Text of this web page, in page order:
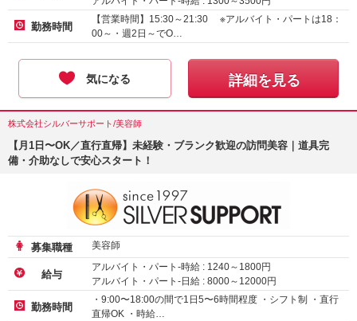
勤務時間
【営業時間】15:30～21:30 ※アルバイト・パートは18：
00～・週2日～でO…
気になる 詳細を見る
株式会社シルバーサポート/美容師
【月1日〜OK／直行直帰】未経験・ブランク歓迎の訪問美容｜道具完
備・介助なしで安心スタート！
募集職種 美容師
給与
アルバイト・パート-時給 : 1240～ 1800円
アルバイト・パート-日給 : 8000～ 12000円
勤務時間
・9:00〜18:00の間で1日5〜6時間程度 ・シフト制 ・直行
直帰OK ・時給…